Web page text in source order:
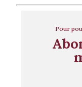
Pour